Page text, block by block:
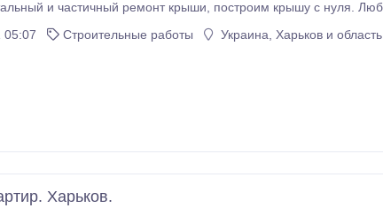
05:07 Строительные работы Украина, Харьков и область
Харьков.